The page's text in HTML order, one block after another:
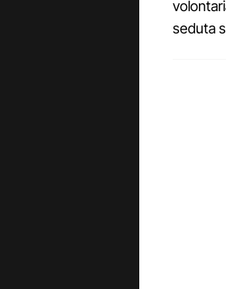
seduta